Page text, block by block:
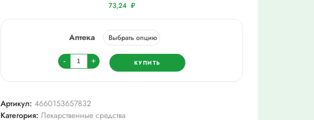
73,24 ₽
Аптека
-
Количество
товара
Лоперамид
n20
+ КУПИТЬ
Артикул: 4660153657832
Категория: Лекарственные средства